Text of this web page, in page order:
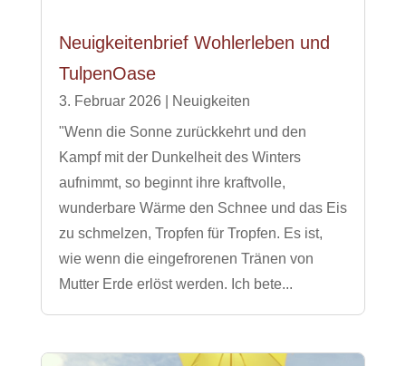
Neuigkeitenbrief Wohlerleben und
TulpenOase
3. Februar 2026
Neuigkeiten
"Wenn die Sonne zurückkehrt und den
Kampf mit der Dunkelheit des Winters
aufnimmt, so beginnt ihre kraftvolle,
wunderbare Wärme den Schnee und das Eis
zu schmelzen, Tropfen für Tropfen. Es ist,
wie wenn die eingefrorenen Tränen von
Mutter Erde erlöst werden. Ich bete...